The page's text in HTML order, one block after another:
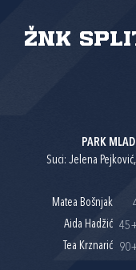
ŽNK
PARK
Suci: Jelena
Matea Bošnjak
Aida Hadžić
Tea Krznarić